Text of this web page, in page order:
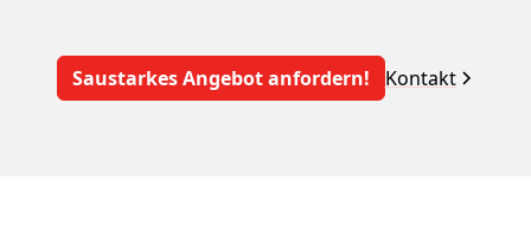
Saustarkes Angebot anfordern! Kontakt